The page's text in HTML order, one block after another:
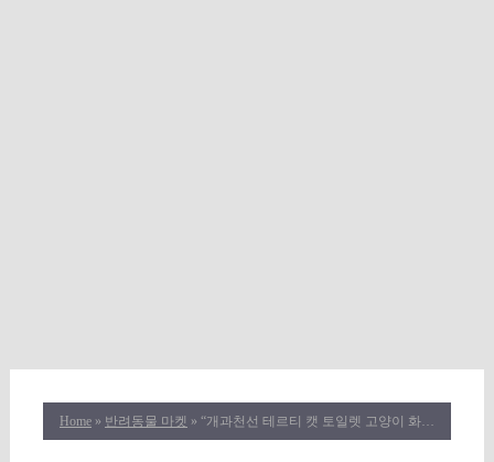
Home » 반려동물 마켓 » “개과천선 테르티 캣 토일렛 고양이 화장실” 사용 후기, 우리 고양이를 위한 필수템